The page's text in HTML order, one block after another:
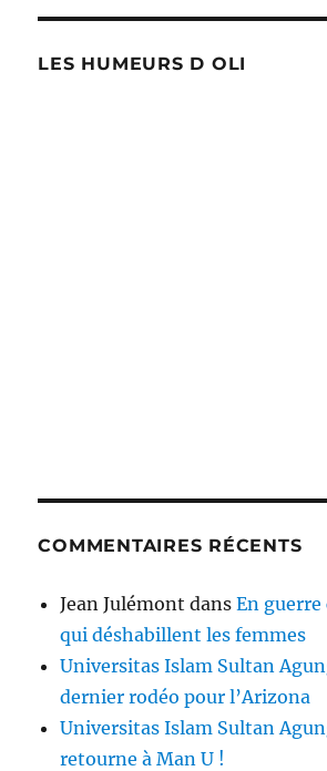
LES HUMEURS D OLI
COMMENTAIRES RÉCENTS
Jean Julémont dansEn
qui déshabillent les femmes
Universitas Islam Sultan
dernier rodéo pour l’Arizona
Universitas Islam Sultan
retourne à Man U !